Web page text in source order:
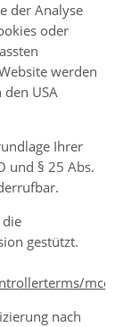
der Analyse
oder
werden
den USA
Ihrer
und § 25 Abs.
gestützt.
mccs/
nach